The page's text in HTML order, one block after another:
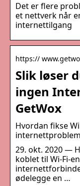
Det er flere
et nettverk når
internettilgang
https://
Slik løser
ingen
GetWox
Hvordan fikse
29. okt. 2020 —
koblet til Wi-Fi-
ødelegge en …